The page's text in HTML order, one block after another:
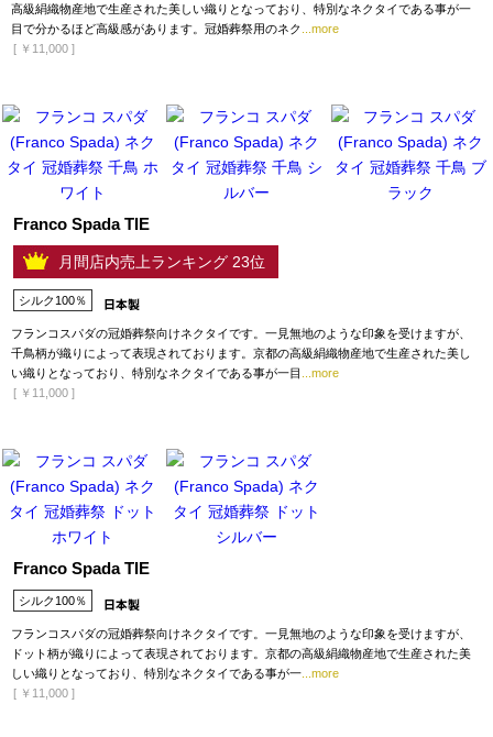
高級絹織物産地で生産された美しい織りとなっており、特別なネクタイである事が一
目で分かるほど高級感があります。冠婚葬祭用のネク
...more
[ ￥11,000 ]
Franco Spada TIE
月間店内売上ランキング 23位
シルク100％
フランコスパダの冠婚葬祭向けネクタイです。一見無地のような印象を受けますが、
千鳥柄が織りによって表現されております。京都の高級絹織物産地で生産された美し
い織りとなっており、特別なネクタイである事が一目
...more
[ ￥11,000 ]
Franco Spada TIE
シルク100％
フランコスパダの冠婚葬祭向けネクタイです。一見無地のような印象を受けますが、
ドット柄が織りによって表現されております。京都の高級絹織物産地で生産された美
しい織りとなっており、特別なネクタイである事が一 ...more
[ ￥11,000 ]